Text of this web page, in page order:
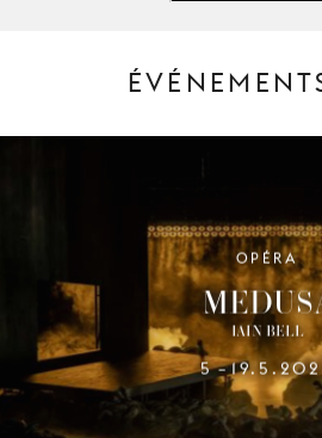
OPÉRA
IAIN BELL
5–